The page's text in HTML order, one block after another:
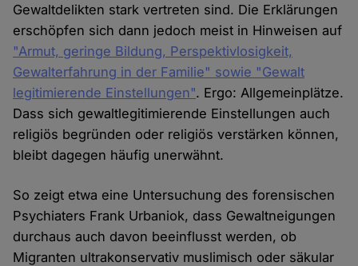
Gewaltdelikten stark vertreten sind. Die Erklärungen
erschöpfen sich dann jedoch meist in Hinweisen auf
"Armut, geringe Bildung, Perspektivlosigkeit,
Gewalterfahrung in der Familie" sowie "Gewalt
legitimierende Einstellungen". Ergo: Allgemeinplätze.
Dass sich gewaltlegitimierende Einstellungen auch
religiös begründen oder religiös verstärken können,
bleibt dagegen häufig unerwähnt.
So zeigt etwa eine Untersuchung des forensischen
Psychiaters Frank Urbaniok, dass Gewaltneigungen
durchaus auch davon beeinflusst werden, ob
Migranten ultrakonservativ muslimisch oder säkular